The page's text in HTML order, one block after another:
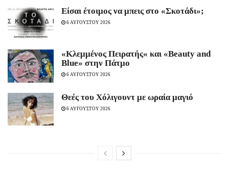
Είσαι έτοιμος να μπεις στο «Σκοτάδι»;
6 ΑΥΓΟΥΣΤΟΥ 2026
«Κλεμμένος Πειρατής« και «Beauty and
Blue» στην Πάτμο
6 ΑΥΓΟΥΣΤΟΥ 2026
Θεές του Χόλιγουντ με ωραία μαγιό
6 ΑΥΓΟΥΣΤΟΥ 2026